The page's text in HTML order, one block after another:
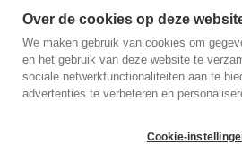
Over de cookies op deze
We maken gebruik van cookies om
en het gebruik van deze website te
sociale netwerkfunctionaliteiten aan te
advertenties te verbeteren en
Cookie-